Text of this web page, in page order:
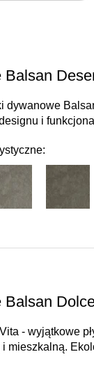
Balsan
dywanowe
i
Balsan
- wyjątkowe
mieszkalną.